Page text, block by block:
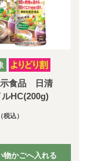
示食品 日清
HC(200g)
（税込）
物かごへ入れる